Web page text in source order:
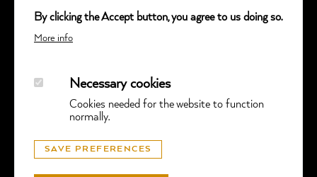
© GGTL LABORATORIES
PROTECTION DES DONNÉES- SITE WEB PAR
By clicking the Accept button, you agree to us doing so.
More info
Necessary cookies
Cookies needed for the website to function
normally.
SAVE PREFERENCES